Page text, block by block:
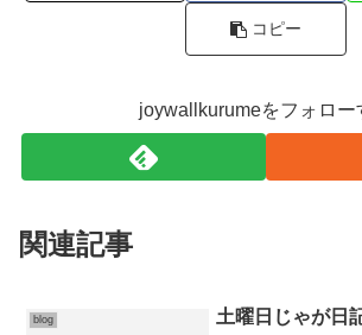
コピー
joywallkurumeをフォロー
関連記事
blog 土曜日じゃが日